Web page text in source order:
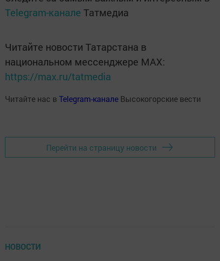
Telegram-канале Татмедиа
Читайте новости Татарстана в
национальном мессенджере MАХ:
https://max.ru/tatmedia
Читайте нас в Telegram-канале Высокогорские вести
Перейти на страницу новости
НОВОСТИ